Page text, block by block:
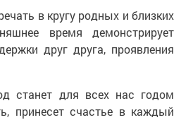
в кругу родных и близких
время демонстрирует
друг друга, проявления
станет для всех нас годом
принесет счастье в каждый